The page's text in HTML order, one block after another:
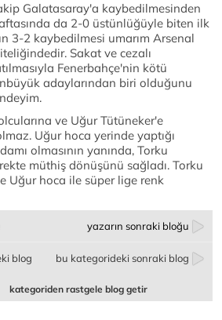
Galatasaray'a kaybedilmesinden
da 2-0 üstünlüğüyle biten ilk
3-2 kaybedilmesi umarım Arsenal
Sakat ve cezalı
Fenerbahçe'nin kötü
adaylarından biri olduğunu
ve Uğur Tütüneker'e
Uğur hoca yerinde yaptığı
olmasının yanında, Torku
müthiş dönüşünü sağladı. Torku
Uğur hoca ile süper lige renk
yazarın sonraki bloğu
blog bu kategorideki sonraki blog
kategoriden rastgele blog getir